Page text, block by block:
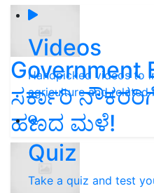
Videos
Handpicked videos to
agriculture and related
Quiz
Take a quiz and test
Government
ಸರ್ಕಾರಿ
ಹಣದ ಮಳೆ!